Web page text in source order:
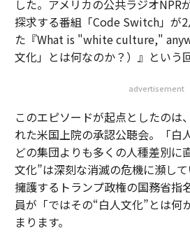
した。アメリカの公共ラジオNPR
探求する番組「Code Switch」が
た『What is "white culture,"
文化」とは何なのか？）』という回
advertisement
このエピソードが起点としたのは
れた米国上院の承認公聴会。「白
どの集団よりも多くの人種差別に
文化”は深刻な消滅の危機に瀕し
擁護するトランプ政権の国務省指
員が「ではその“白人文化”とは何
まります。